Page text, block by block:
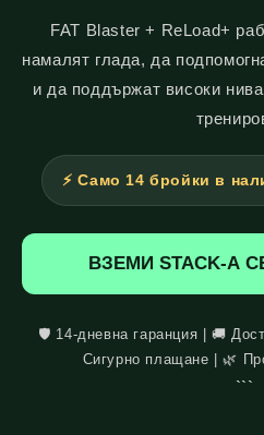
FAT Blaster + ReLoad+
намалят глада, да
и да поддържат високи
⚡ Само 14 бройки в
ВЗЕМИ STACK-А
🛡️ 14-дневна гаранция | 🚚
Сигурно плащане | 🌿
```